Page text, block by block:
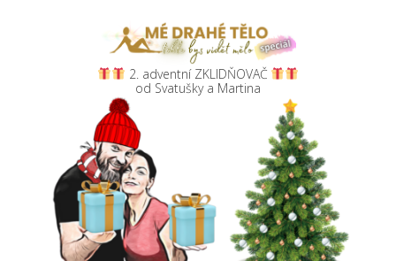
2. adventní ZKLIDŇOVAČ
od Svatušky a Martina